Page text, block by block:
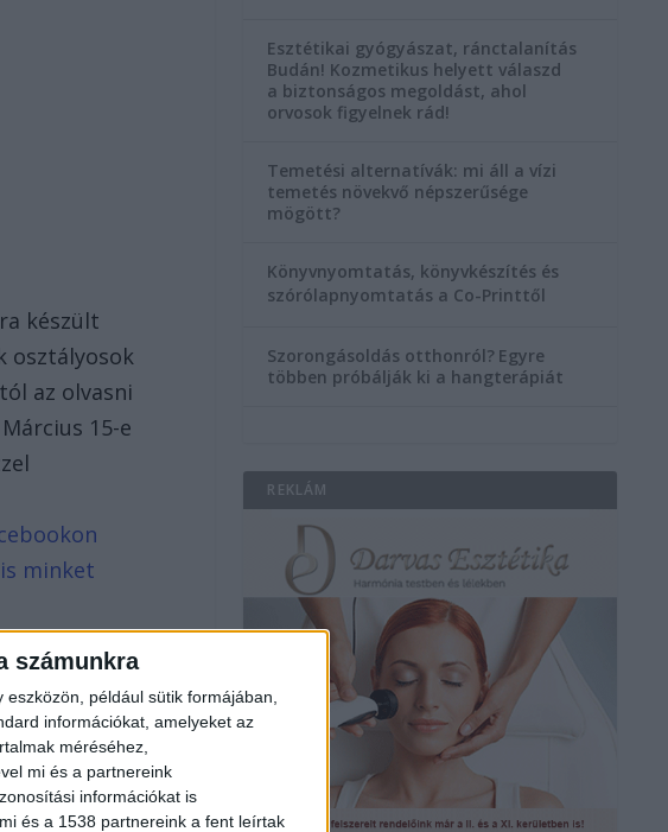
számunkra
például sütik formájában,
információkat, amelyeket az
méréséhez,
mi és a partnereink
információkat is
és a 1538 partnereink a fent leírtak
készült
osztályosok
az olvasni
15-e
minket
Esztétikai gyógyászat, ránctalanítás
Budán! Kozmetikus helyett válaszd
a biztonságos megoldást, ahol
orvosok figyelnek rád!
Temetési alternatívák: mi áll a vízi
temetés növekvő népszerűsége
mögött?
Könyvnyomtatás, könyvkészítés és
szórólapnyomtatás a Co-Printtől
Szorongásoldás otthonról? Egyre
többen próbálják ki a hangterápiát
REKLÁM